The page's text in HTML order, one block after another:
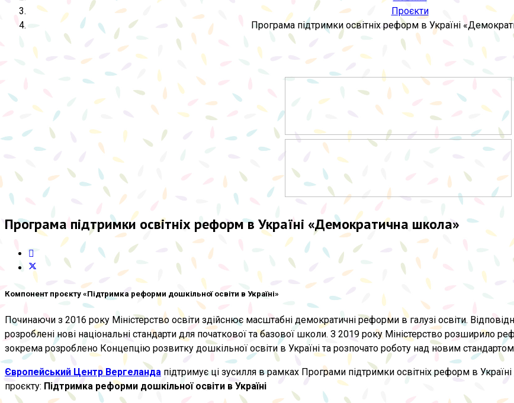
Проєкти
Програма підтримки освітніх реформ в Україні
Програма підтримки освітніх реформ в Україні «Демократична школа»
Компонент проєкту «Підтримка реформи дошкільної освіти в Україні»
Починаючи з 2016 року Міністерство освіти здійснює масштабні демократичні реформи в галузі освіти.
розроблені нові національні стандарти для початкової та базової школи. З 2019 року Міністерство розширило
зокрема розроблено Концепцію розвитку дошкільної освіти в Україні та розпочато роботу над новим
Європейський Центр Вергеланда підтримує ці зусилля в рамках Програми підтримки освітніх реформ в Україні
проєкту: Підтримка реформи дошкільної освіти в Україні